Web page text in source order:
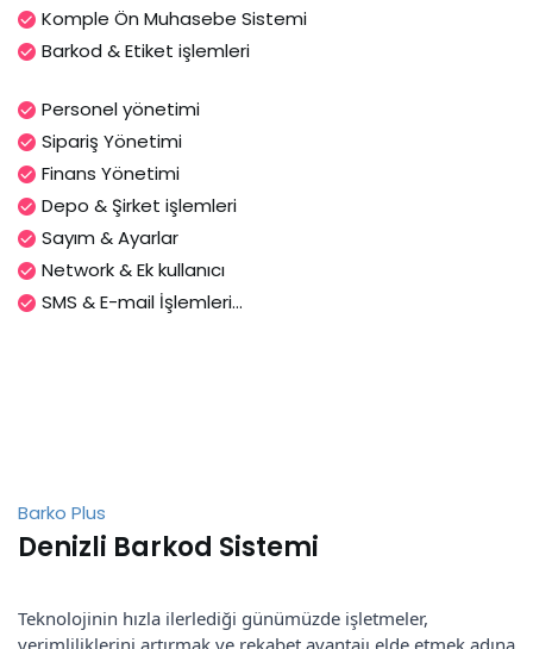
Komple Ön Muhasebe Sistemi
Barkod & Etiket işlemleri
Personel yönetimi
Sipariş Yönetimi
Finans Yönetimi
Depo & Şirket işlemleri
Sayım & Ayarlar
Network & Ek kullanıcı
SMS & E-mail İşlemleri...
Barko Plus
Denizli Barkod Sistemi
Teknolojinin hızla ilerlediği günümüzde işletmeler,
verimliliklerini artırmak ve rekabet avantajı elde etmek adına